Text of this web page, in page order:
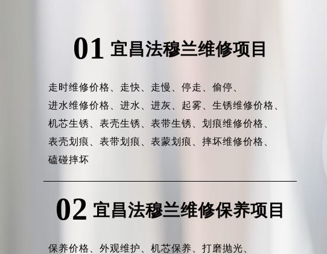
01 宜昌法穆兰维修项目
走时维修价格、 走快、 走慢、停走、偷停、
进水维修价格、进水、进灰、 起雾、生锈维修价格、
机芯生锈、表壳生锈、表带生锈、划痕维修价格、
表壳划痕、表带划痕、表蒙划痕、摔坏维修价格、
磕碰摔坏
02 宜昌法穆兰维修保养项目
保养价格、外观维护、机芯保养、打磨抛光、